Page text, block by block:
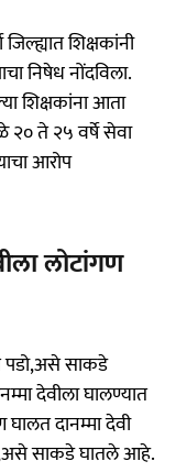
जिल्ह्यात शिक्षकांनी
निषेध नोंदविला.
शिक्षकांना आता
२० ते २५ वर्षे सेवा
आरोप
लोटांगण
पडो,असे साकडे
देवीला घालण्यात
दानम्मा देवी
साकडे घातले आहे.